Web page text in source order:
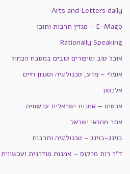
Arts and Letters daily
E-Mago – מגזין תרבות ותוכן
Rationally Speaking
אוכל טוב וסיפורים טובים במטבח הכחול
אופלי – מדע, טכנולוגיה וסגנון חיים
אלכסון
ארטיס – אמנות ישראלית עכשווית
אתר מחזאי ישראל
בוינג-בוינג – טכנולוגיה ותרבות
ד"ר רות מרקוס – אמנות מודרנית ועכשווית